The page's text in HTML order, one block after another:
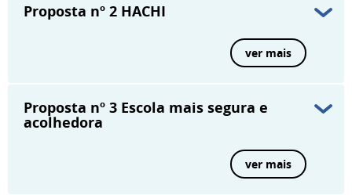
Proposta nº 2 HACHI
ver mais
Proposta nº 3 Escola mais segura e
acolhedora
ver mais